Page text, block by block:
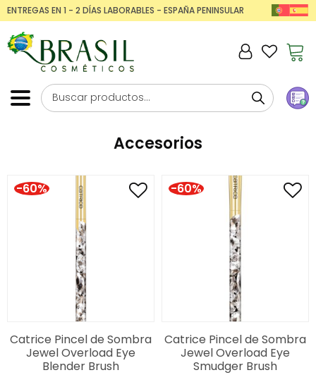
ENTREGAS EN 1 - 2 DÍAS LABORABLES - ESPAÑA PENINSULAR
Accesorios
-60%
Catrice Pincel de Sombra
Jewel Overload Eye
Blender Brush
-60%
Catrice Pincel de Sombra
Jewel Overload Eye
Smudger Brush